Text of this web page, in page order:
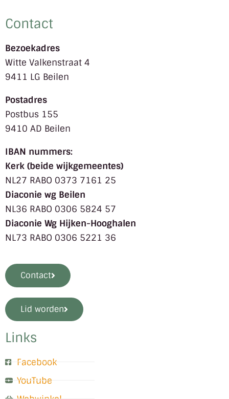
Contact
Bezoekadres
Witte Valkenstraat 4
9411 LG Beilen
Postadres
Postbus 155
9410 AD Beilen
IBAN nummers:
Kerk (beide wijkgemeentes)
NL27 RABO 0373 7161 25
Diaconie wg Beilen
NL36 RABO 0306 5824 57
Diaconie Wg Hijken-Hooghalen
NL73 RABO 0306 5221 36
Contact
Lid worden
Links
Facebook
YouTube